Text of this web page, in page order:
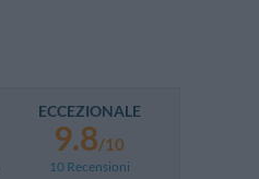
ECCEZIONALE
9.8/10
10 Recensioni